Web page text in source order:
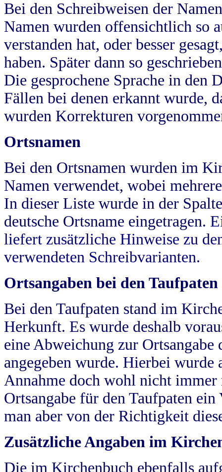
Bei den Schreibweisen der
Namen wurden offensichtlich so
verstanden hat, oder besser
haben. Später dann so
Die gesprochene Sprache in
Fällen bei denen erkannt wurde,
wurden Korrekturen
Ortsnamen
Bei den Ortsnamen wurden im
Namen verwendet, wobei
In dieser Liste wurde in der
deutsche Ortsname eingetragen.
liefert zusätzliche Hinweise zu
verwendeten Schreibvarianten.
Ortsangaben bei den Taufpaten
Bei den Taufpaten stand im
Herkunft. Es wurde deshalb
eine Abweichung zur
angegeben wurde. Hierbei wurde
Annahme doch wohl nicht
Ortsangabe für den Taufpaten
man aber von der Richtigkeit
Zusätzliche Angaben im
Die im Kirchenbuch ebenfalls